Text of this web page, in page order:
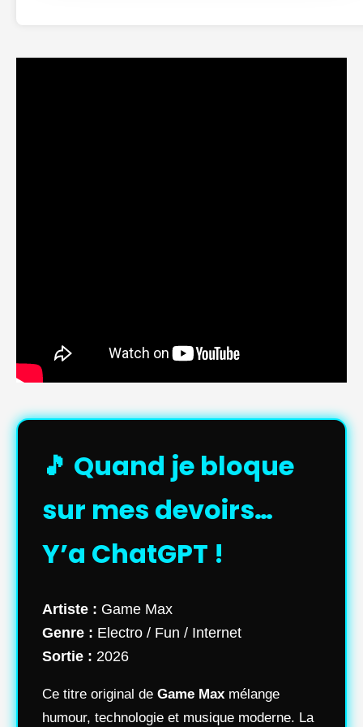
🎵 Quand je bloque
sur mes devoirs…
Y’a ChatGPT !
Artiste : Game Max
Genre : Electro / Fun / Internet
Sortie : 2026
Ce titre original de Game Max mélange
humour, technologie et musique moderne. La